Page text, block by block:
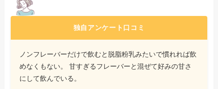
独自アンケート口コミ
ノンフレーバーだけで飲むと脱脂粉乳みたいで慣れれば飲
めなくもない。 甘すぎるフレーバーと混ぜて好みの甘さ
にして飲んでいる。